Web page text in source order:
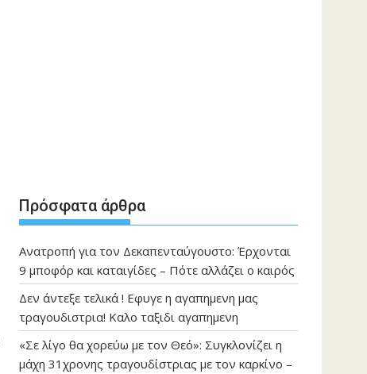
Πρόσφατα άρθρα
Ανατροπή για τον Δεκαπενταύγουστο: Έρχονται
9 μποφόρ και καταιγίδες – Πότε αλλάζει ο καιρός
Δεν άντεξε τελικά ! Εφυγε η αγαπημενη μας
τραγουδιστρια! Καλο ταξιδι αγαπημενη
«Σε λίγο θα χορεύω με τον Θεό»: Συγκλονίζει η
μάχη 31χρονης τραγουδίστριας με τον καρκίνο –